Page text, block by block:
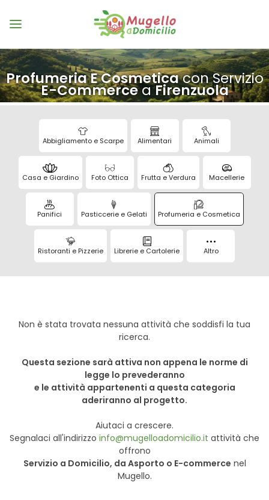
Profumeria E Cosmeticacon Servizio
E-CommerceaFirenzuola
Abbigliamento e Scarpe Alimentari Animali
Casa e Giardino Foto Ottica Frutta e Verdura Macellerie
Panifici Pasticcerie e Gelati Profumeria e Cosmetica
Ristoranti e Pizzerie Librerie e Cartolerie Altro
Non è stata trovata nessuna attività che soddisfi la tua
ricerca.
Questa sezione sarà attiva non appena le norme di
legge lo prevederanno
e le attività appartenenti a questa categoria
aderiranno al progetto.
Aiutaci a crescere.
Segnalaci all'indirizzo info@mugelloadomicilio.it attività che
offrono
Servizio a Domicilio, da Asporto o E-commerce nel
Mugello.